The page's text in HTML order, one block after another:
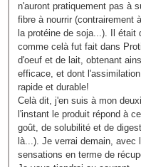
n'auront pratiquement pas à
fibre à nourrir (contrairement
la protéine de soja...). Il était
comme celà fut fait dans
d'oeuf et de lait, obtenant
efficace, et dont
rapide et durable!
Celà dit, j'en suis à mon
l'instant le produit répond à
goût, de solubilité et de
là...). Je verrai demain, avec
sensations en terme de